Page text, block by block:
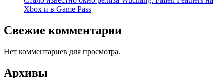
Xbox и в Game Pass
Свежие комментарии
Нет комментариев для просмотра.
Архивы